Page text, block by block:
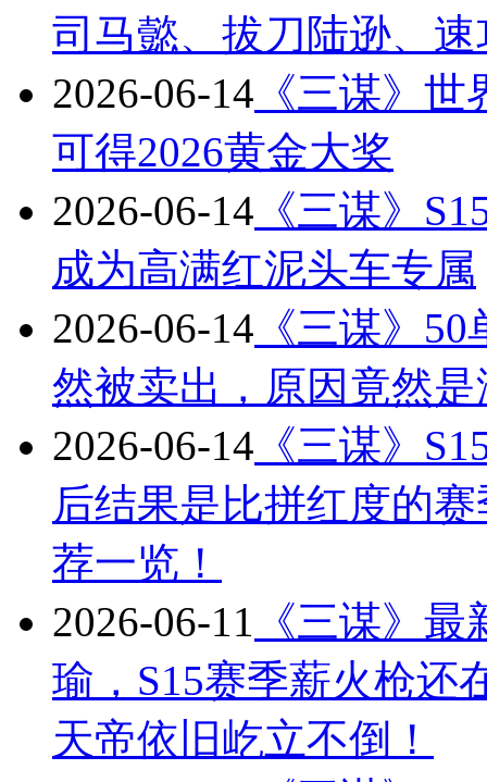
司马懿、拔刀陆逊、
2026-06-14 《三谋》
可得2026黄金大奖
2026-06-14 《三谋》
成为高满红泥头车专属
2026-06-14 《三谋》
然被卖出，原因竟然
2026-06-14 《三谋》
后结果是比拼红度的
荐一览！
2026-06-11 《三谋》
瑜，S15赛季薪火枪还
天帝依旧屹立不倒！